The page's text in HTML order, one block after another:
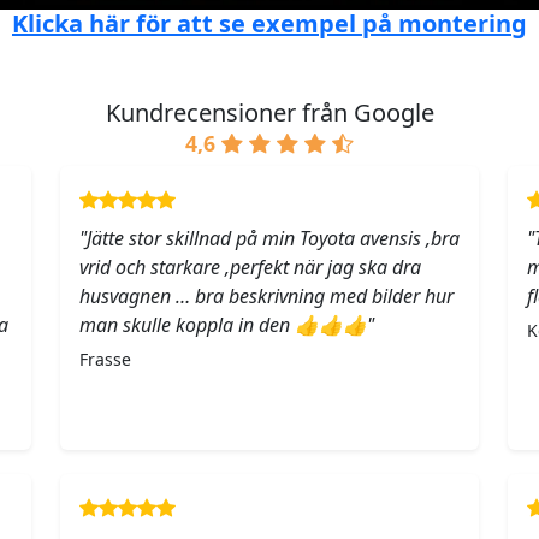
Klicka här för att se exempel på montering
Kundrecensioner från Google
4,6
"Jätte stor skillnad på min Toyota avensis ,bra
vrid och starkare ,perfekt när jag ska dra
husvagnen … bra beskrivning med bilder hur
man skulle koppla in den 👍👍👍"
Frasse